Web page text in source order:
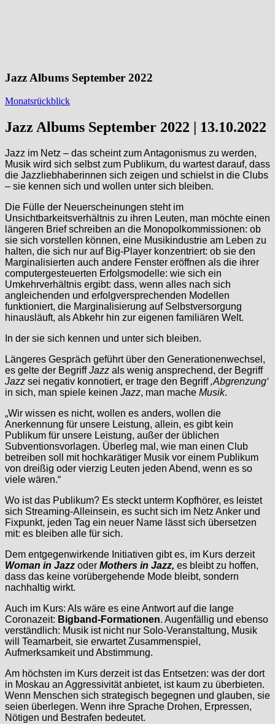
Jazz Albums September 2022
Monatsrückblick
Jazz Albums September 2022 | 13.10.2022
Jazz im Netz – das scheint zum Antagonismus zu werden,
Musik wird sich selbst zum Publikum, du wartest darauf, dass
die Jazzliebhaberinnen sich zeigen und schielst in die Clubs
– sie kennen sich und wollen unter sich bleiben.
Die Fülle der Neuerscheinungen steht im
Unsichtbarkeitsverhältnis zu ihren Leuten, man möchte einen
längeren Brief schreiben an die Monopolkommissionen: ob
sie sich vorstellen können, eine Musikindustrie am Leben zu
halten, die sich nur auf Big-Player konzentriert: ob sie den
Marginalisierten auch andere Fenster eröffnen als die ihrer
computergesteuerten Erfolgsmodelle: wie sich ein
Umkehrverhältnis ergibt: dass, wenn alles nach sich
angleichenden und erfolgversprechenden Modellen
funktioniert, die Marginalisierung auf Selbstversorgung
hinausläuft, als Abkehr hin zur eigenen familiären Welt.
In der sie sich kennen und unter sich bleiben.
Längeres Gespräch geführt über den Generationenwechsel,
es gelte der BegriffJazz als wenig ansprechend, der Begriff
Jazz sei negativ konnotiert, er trage den Begriff‚Abgrenzung‘
in sich, man spiele keinen Jazz, man mache Musik.
„Wir wissen es nicht, wollen es anders, wollen die
Anerkennung für unsere Leistung, allein, es gibt kein
Publikum für unsere Leistung, außer der üblichen
Subventionsvorlagen. Überleg mal, wie man einen Club
betreiben soll mit hochkarätiger Musik vor einem Publikum
von dreißig oder vierzig Leuten jeden Abend, wenn es so
viele wären.“
Wo ist das Publikum? Es steckt unterm Kopfhörer, es leistet
sich Streaming-Alleinsein, es sucht sich im Netz Anker und
Fixpunkt, jeden Tag ein neuer Name lässt sich übersetzen
mit: es bleiben alle für sich.
Dem entgegenwirkende Initiativen gibt es, im Kurs derzeit
Woman in Jazz oder Mothers in Jazz, es bleibt zu hoffen,
dass das keine vorübergehende Mode bleibt, sondern
nachhaltig wirkt.
Auch im Kurs: Als wäre es eine Antwort auf die lange
Coronazeit: Bigband-Formationen. Augenfällig und ebenso
verständlich: Musik ist nicht nur Solo-Veranstaltung, Musik
will Teamarbeit, sie erwartet Zusammenspiel,
Aufmerksamkeit und Abstimmung.
Am höchsten im Kurs derzeit ist das Entsetzen: was der dort
in Moskau an Aggressivität anbietet, ist kaum zu überbieten.
Wenn Menschen sich strategisch begegnen und glauben, sie
seien überlegen. Wenn ihre Sprache Drohen, Erpressen,
Nötigen und Bestrafen bedeutet.